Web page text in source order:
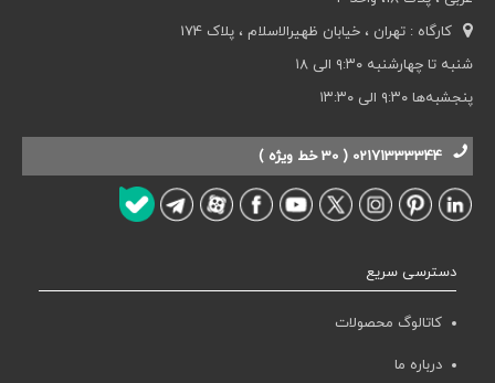
کارگاه : تهران ، خیابان ظهیرالاسلام ، پلاک 174
شنبه تا چهارشنبه ۹:۳۰ الی ۱۸
پنجشبه‌ها ۹:۳۰ الی ۱۳:۳۰
02171333344 ( 30 خط ویژه )
دسترسی سریع
کاتالوگ محصولات
درباره ما